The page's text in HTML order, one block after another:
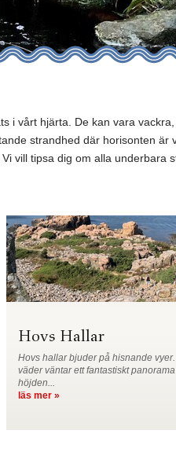
i vårt hjärta. De kan vara
strandhed där horisonten
vill tipsa dig om alla underbara
Hovs Hallar
Hovs hallar bjuder på hisnande
väder väntar ett fantastiskt
höjden...
läs mer »